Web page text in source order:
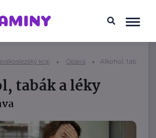
kraj Opava Alkohol, tabák a
tabák a léky